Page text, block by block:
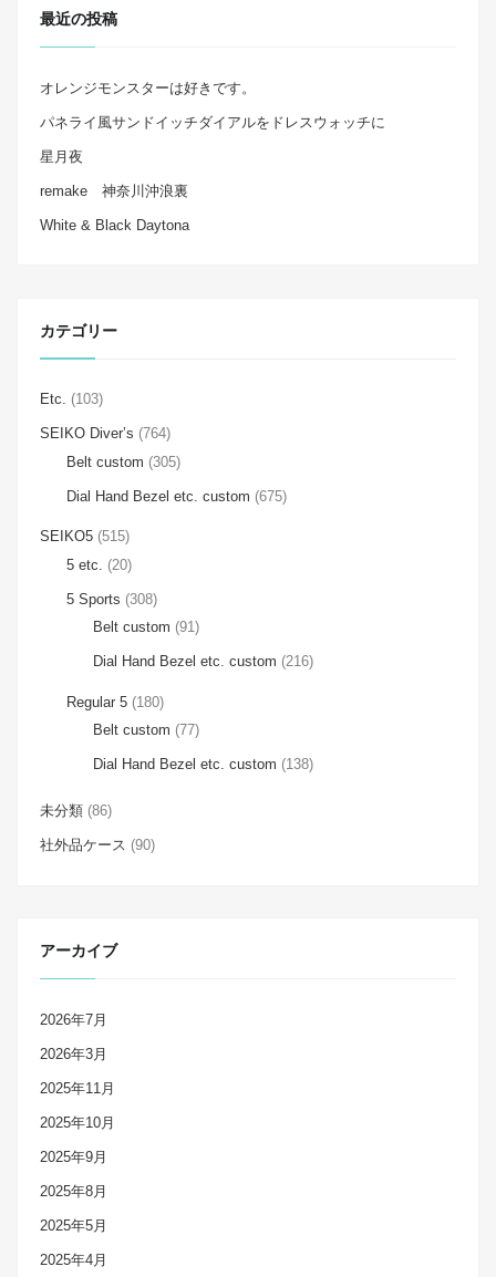
最近の投稿
オレンジモンスターは好きです。
パネライ風サンドイッチダイアルをドレスウォッチに
星月夜
remake 神奈川沖浪裏
White & Black Daytona
カテゴリー
Etc. (103)
SEIKO Diver’s (764)
Belt custom (305)
Dial Hand Bezel etc. custom (675)
SEIKO5 (515)
5 etc.
(20)
5 Sports (308)
Belt custom (91)
Dial Hand Bezel etc. custom (216)
Regular 5 (180)
Belt custom (77)
Dial Hand Bezel etc. custom (138)
未分類 (86)
社外品ケース (90)
アーカイブ
2026年7月
2026年3月
2025年11月
2025年10月
2025年9月
2025年8月
2025年5月
2025年4月